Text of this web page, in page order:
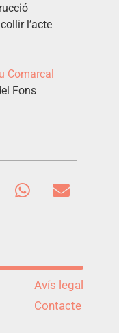
l’acte
Comarcal
Fons
Avís legal
Contacte